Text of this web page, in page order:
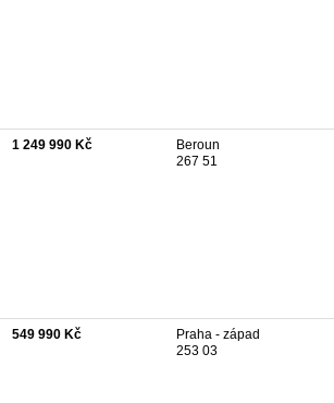
1 249 990 Kč
Beroun
267 51
549 990 Kč
Praha - západ
253 03